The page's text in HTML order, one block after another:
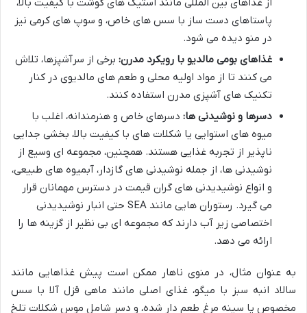
از غذاهای بین المللی مانند استیک های گوشت با کیفیت بالا،
پاستاهای دست ساز با سس های خاص، و سوپ های کرمی نیز
در منو دیده می شود.
غذاهای بومی مالدیو با رویکرد مدرن: برخی از سرآشپزها، تلاش
می کنند تا از مواد اولیه محلی و طعم های مالدیوی در کنار
تکنیک های آشپزی مدرن استفاده کنند.
دسرها و نوشیدنی ها: دسرهای خاص و هنرمندانه، اغلب با
میوه های استوایی یا شکلات های با کیفیت بالا، بخشی جدایی
ناپذیر از تجربه غذایی هستند. همچنین، مجموعه ای وسیع از
نوشیدنی ها، از جمله نوشیدنی های گازدار، آبمیوه های طبیعی،
و انواع نوشیدیدنی های گران قیمت در دسترس مهمانان قرار
می گیرد. رستوران هایی مانند SEA حتی انبار نوشیدیدنی
اختصاصی زیر آب دارند که مجموعه ای بی نظیر از گزینه ها را
ارائه می دهد.
به عنوان مثال، در منوی ناهار ممکن است پیش غذاهایی مانند
سالاد انبه سبز با میگو، غذای اصلی مانند ماهی قزل آلا با سس
مخصوص یا سینه مرغ طعم دار شده، و دسر شامل موس شکلات تلخ